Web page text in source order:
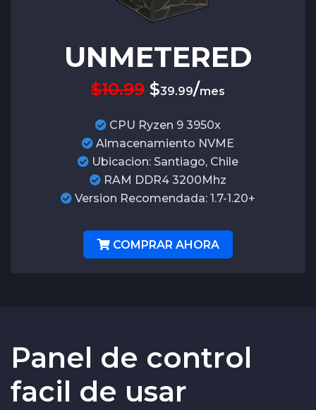
UNMETERED
$10.99 $39.99/mes
CPU Ryzen 9 3950x
Almacenamiento NVME
Ubicacion: Santiago, Chile
RAM DDR4 3200Mhz
Version Recomendada: 1.7-1.20+
COMPRAR AHORA
Panel de control
facil de usar